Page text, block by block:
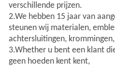
verschillende prijzen.
2.We hebben 15 jaar van
steunen wij materialen,
achtersluitingen,
3.Whether u bent een klant
geen hoeden kent kent,